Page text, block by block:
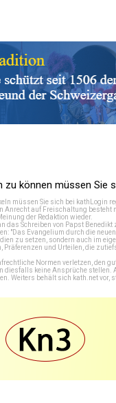
können müssen Sie
müssen Sie sich bei kathLogin
auf Freischaltung besteht
der Redaktion wieder.
das Schreiben von Papst
"Das Evangelium durch die
zu setzen, sondern auch im
und Urteilen, die
Normen verletzen, den
diesfalls keine Ansprüche stellen.
Weiters behält sich kath.net